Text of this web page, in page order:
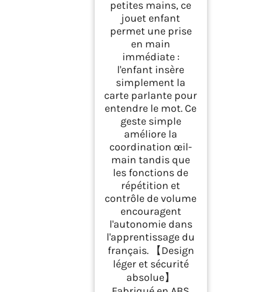
petites mains, ce
jouet enfant
permet une prise
en main
immédiate :
l'enfant insère
simplement la
carte parlante pour
entendre le mot. Ce
geste simple
améliore la
coordination œil-
main tandis que
les fonctions de
répétition et
contrôle de volume
encouragent
l'autonomie dans
l'apprentissage du
français. 【Design
léger et sécurité
absolue】